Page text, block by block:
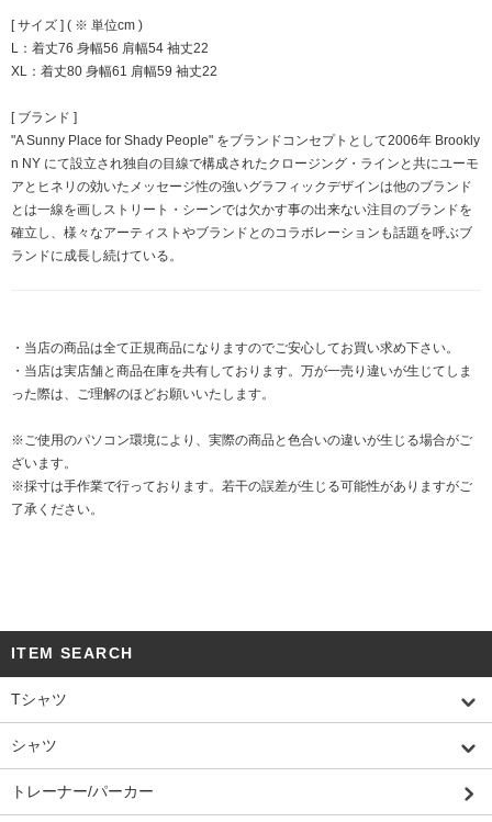
[ サイズ ] ( ※ 単位cm )
L：着丈76 身幅56 肩幅54 袖丈22
XL：着丈80 身幅61 肩幅59 袖丈22
[ ブランド ]
"A Sunny Place for Shady People" をブランドコンセプトとして2006年 Brookly
n NY にて設立され独自の目線で構成されたクロージング・ラインと共にユーモ
アとヒネリの効いたメッセージ性の強いグラフィックデザインは他のブランド
とは一線を画しストリート・シーンでは欠かす事の出来ない注目のブランドを
確立し、様々なアーティストやブランドとのコラボレーションも話題を呼ぶブ
ランドに成長し続けている。
・当店の商品は全て正規商品になりますのでご安心してお買い求め下さい。
・当店は実店舗と商品在庫を共有しております。万が一売り違いが生じてしま
った際は、ご理解のほどお願いいたします。
※ご使用のパソコン環境により、実際の商品と色合いの違いが生じる場合がご
ざいます。
※採寸は手作業で行っております。若干の誤差が生じる可能性がありますがご
了承ください。
ITEM SEARCH
Tシャツ
シャツ
トレーナー/パーカー